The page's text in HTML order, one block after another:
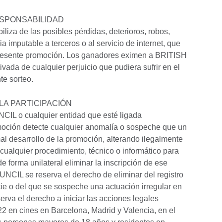
de las posibles pérdidas, deterioros, robos,
imputable a terceros o al servicio de internet, que
promoción. Los ganadores eximen a BRITISH
de cualquier perjuicio que pudiera sufrir en el
sorteo.
PARTICIPACIÓN
o cualquier entidad que esté ligada
detecte cualquier anomalía o sospeche que un
desarrollo de la promoción, alterando ilegalmente
procedimiento, técnico o informático para
forma unilateral eliminar la inscripción de ese
se reserva el derecho de eliminar del registro
o del que se sospeche una actuación irregular en
el derecho a iniciar las acciones legales
en cines en Barcelona, Madrid y Valencia, en el